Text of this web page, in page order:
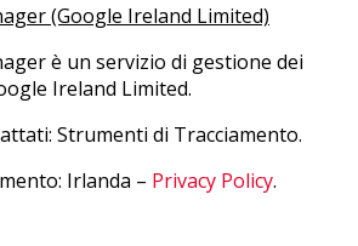
(Google Ireland Limited)
è un servizio di gestione dei
Ireland Limited.
Strumenti di Tracciamento.
Irlanda – Privacy Policy.